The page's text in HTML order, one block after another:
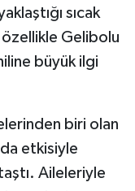
sıcak
özellikle Gelibolu
büyük ilgi
biri olan
etkisiyle
Aileleriyle